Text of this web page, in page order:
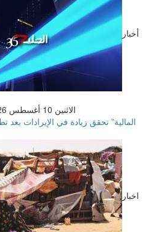
أخبار
الاثنين 10 أغسطس 2026 12:59 صباحاً
اخبار